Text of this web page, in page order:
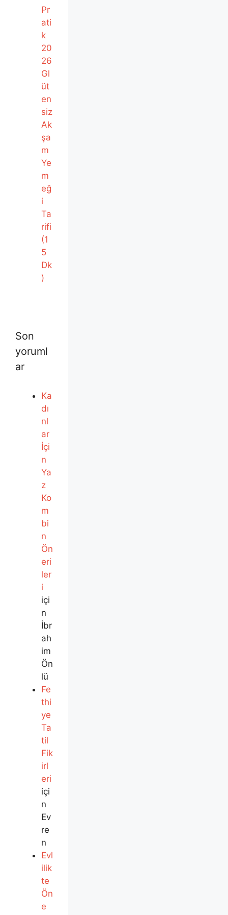
Pr
ati
k
20
26
Gl
üt
en
siz
Ak
şa
m
Ye
m
eğ
i
Ta
rifi
(1
5
Dk
)
Son
yoruml
ar
Ka
dı
nl
ar
İçi
n
Ya
z
Ko
m
bi
n
Ön
eri
ler
i
içi
n
İbr
ah
im
Ön
lü
Fe
thi
ye
Ta
til
Fik
irl
eri
içi
n
Ev
re
n
Evl
ilik
te
Ön
e